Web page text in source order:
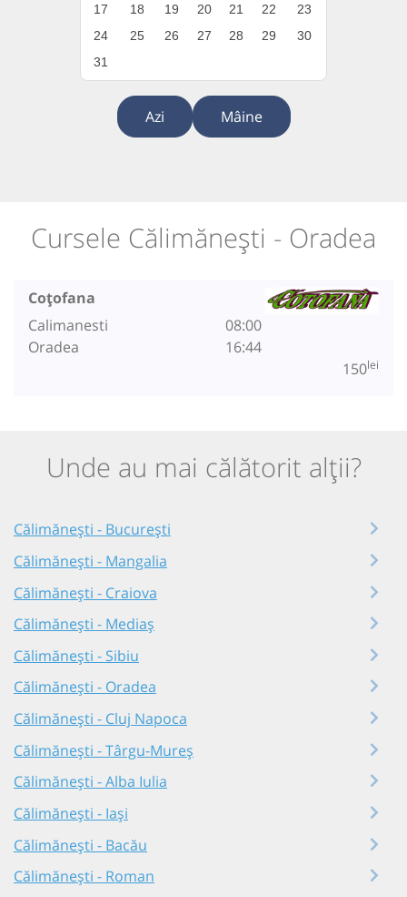
17
18 19 20 21 22
23
24
25 26 27 28 29
30
31
Azi Mâine
Cursele Călimănești - Oradea
Coțofana
Calimanesti
Oradea
08:00
16:44
150lei
Unde au mai călătorit alții?
Călimănești - București
Călimănești - Mangalia
Călimănești - Craiova
Călimănești - Mediaș
Călimănești - Sibiu
Călimănești - Oradea
Călimănești - Cluj Napoca
Călimănești - Târgu-Mureș
Călimănești - Alba Iulia
Călimănești - Iași
Călimănești - Bacău
Călimănești - Roman